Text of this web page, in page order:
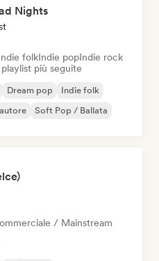
Nights
folkIndie popIndie rock
più seguite
Dream pop
Indie folk
Soft Pop / Ballata
/ Mainstream